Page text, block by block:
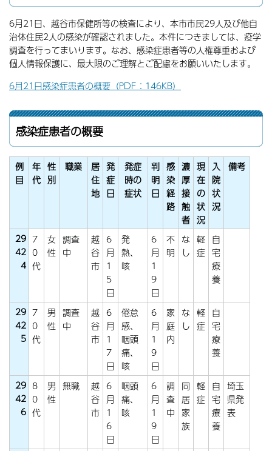
6月21日、越谷市保健所等の検査により、本市市民29人及び他自
治体住民2人の感染が確認されました。本件につきましては、疫学
調査を行ってまいります。なお、感染症患者等の人権尊重および
個人情報保護に、最大限のご理解とご配慮をお願いいたします。
6月21日感染症患者の概要（PDF：146KB）
感染症患者の概要
例
目
年
代
性
別
職業
居
住
地
発
症
日
発症
時の
症状
判
明
日
感
染
経
路
濃
厚
接
触
者
現
在
の
状
況
入
院
状
況
備考
29
42
4
7
0
代
女
性
調査
中
越
谷
市
6
月
1
5
日
発
熱、
咳
6
月
1
9
日
不
明
な
し
軽
症
自
宅
療
養
29
42
5
7
0
代
男
性
調査
中
越
谷
市
6
月
1
7
日
倦怠
感、
咽頭
痛、
咳
6
月
1
9
日
家
庭
内
な
し
軽
症
自
宅
療
養
29
42
6
8
0
代
男
性
無職
越
谷
市
6
月
1
6
日
咽頭
痛、
咳
6
月
1
9
日
調
査
中
同
居
家
族
軽
症
自
宅
療
養
埼玉
県発
表